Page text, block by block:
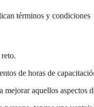
términos y condiciones
de horas de
aquellos aspectos